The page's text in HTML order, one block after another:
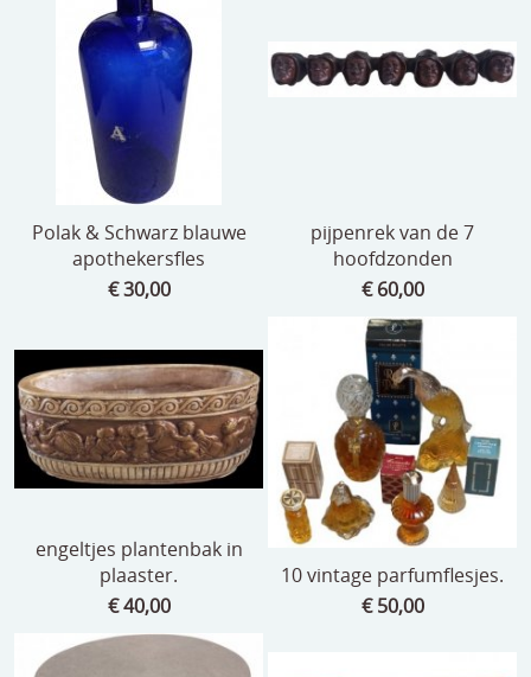
Polak & Schwarz blauwe
apothekersfles
€ 30,00
pijpenrek van de 7
hoofdzonden
€ 60,00
engeltjes plantenbak in
plaaster.
€ 40,00
10 vintage parfumflesjes.
€ 50,00